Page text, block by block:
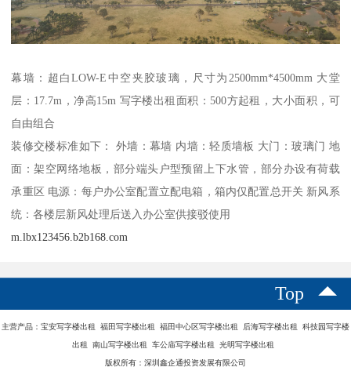
幕墙：超白LOW-E中空夹胶玻璃，尺寸为2500mm*4500mm 大堂
层：17.7m，净高15m 写字楼出租面积：500方起租，大小面积，可
自由组合
装修交楼标准如下： 外墙：幕墙 内墙：轻质墙板 大门：玻璃门 地
面：架空网络地板，部分端头户型预留上下水管，部分办设有荷载
承重区 电源：每户办公室配置立配电箱，箱内仅配置总开关 新风系
统：各楼层新风处理后送入办公室供接驳使用
m.lbx123456.b2b168.com
Top
主营产品：宝安写字楼出租 福田写字楼出租 福田中心区写字楼出租 后海写字楼出租 科技园写字楼
出租 南山写字楼出租 车公庙写字楼出租 光明写字楼出租
版权所有：深圳鑫企通投资发展有限公司